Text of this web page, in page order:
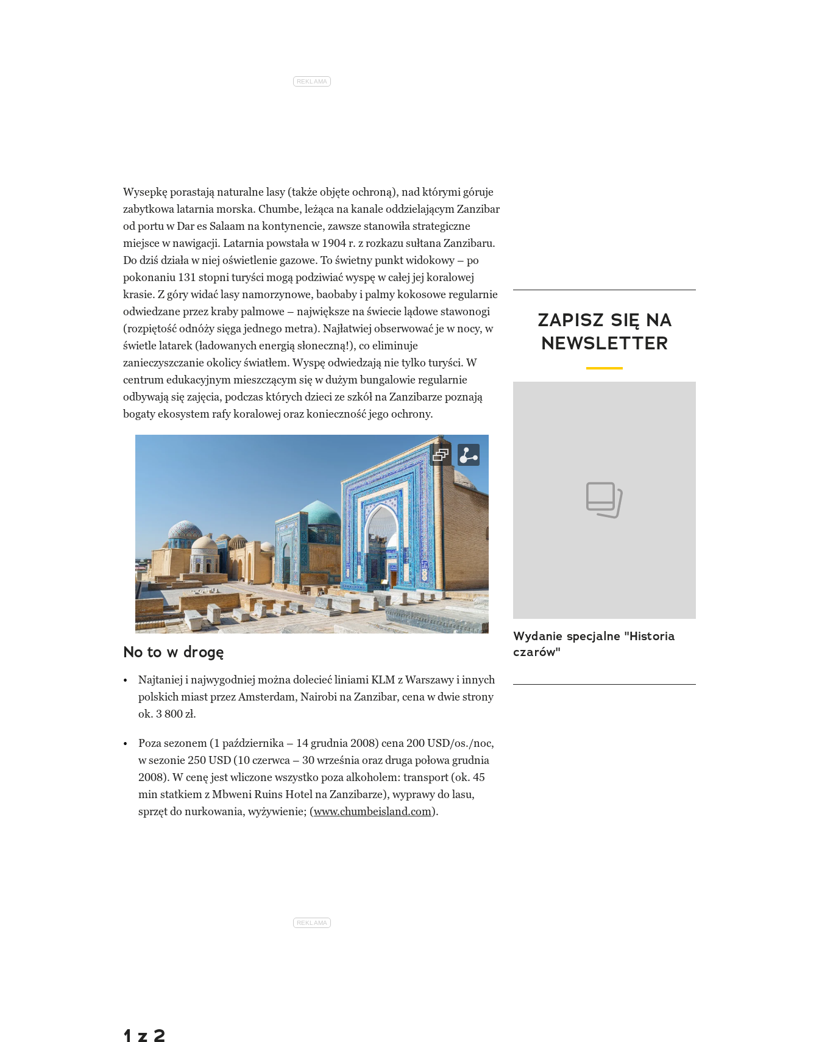
Wysepkę porastają naturalne lasy (także objęte ochroną), nad którymi góruje
zabytkowa latarnia morska. Chumbe, leżąca na kanale oddzielającym Zanzibar
od portu w Dar es Salaam na kontynencie, zawsze stanowiła strategiczne
miejsce w nawigacji. Latarnia powstała w 1904 r. z rozkazu sułtana Zanzibaru.
Do dziś działa w niej oświetlenie gazowe. To świetny punkt widokowy – po
pokonaniu 131 stopni turyści mogą podziwiać wyspę w całej jej koralowej
krasie. Z góry widać lasy namorzynowe, baobaby i palmy kokosowe regularnie
odwiedzane przez kraby palmowe – największe na świecie lądowe stawonogi
(rozpiętość odnóży sięga jednego metra). Najłatwiej obserwować je w nocy, w
świetle latarek (ładowanych energią słoneczną!), co eliminuje
zanieczyszczanie okolicy światłem. Wyspę odwiedzają nie tylko turyści. W
centrum edukacyjnym mieszczącym się w dużym bungalowie regularnie
odbywają się zajęcia, podczas których dzieci ze szkół na Zanzibarze poznają
bogaty ekosystem rafy koralowej oraz konieczność jego ochrony.
No to w drogę
Najtaniej i najwygodniej można dolecieć liniami KLM z Warszawy i innych
polskich miast przez Amsterdam, Nairobi na Zanzibar, cena w dwie strony
ok. 3 800 zł.
Poza sezonem (1 października – 14 grudnia 2008) cena 200 USD/os./noc,
w sezonie 250 USD (10 czerwca – 30 września oraz druga połowa grudnia
2008). W cenę jest wliczone wszystko poza alkoholem: transport (ok. 45
min statkiem z Mbweni Ruins Hotel na Zanzibarze), wyprawy do lasu,
sprzęt do nurkowania, wyżywienie; (www.chumbeisland.com).
1 z 2
ZAPISZ SIĘ NA
NEWSLETTER
Wydanie specjalne "Historia
czarów"